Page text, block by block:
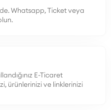
Whatsapp, Ticket veya
E-Ticaret
ürünlerinizi ve linklerinizi